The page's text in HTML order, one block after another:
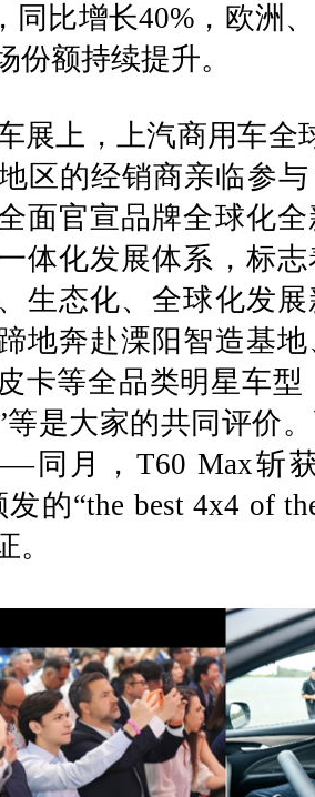
同比增长40% ，欧洲
份额持续提升。
展上，上汽商用车全
区的经销商亲临参
面官宣品牌全球化
体化发展体系，标
生态化、全球化发
地奔赴溧阳智造基
卡等全品类明星车型
等是大家的共同评价
同月，T60 Max斩
发的“the best 4x4 of
。